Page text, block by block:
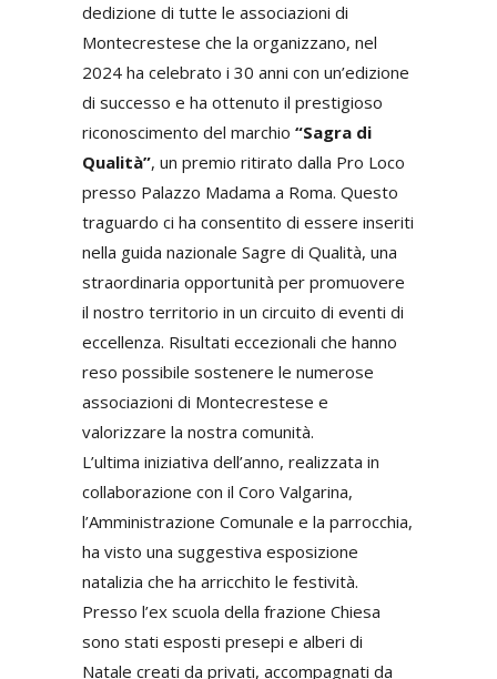
dedizione di tutte le associazioni di
Montecrestese che la organizzano, nel
2024 ha celebrato i 30 anni con un’edizione
di successo e ha ottenuto il prestigioso
riconoscimento del marchio “Sagra di
Qualità”, un premio ritirato dalla Pro Loco
presso Palazzo Madama a Roma. Questo
traguardo ci ha consentito di essere inseriti
nella guida nazionale Sagre di Qualità, una
straordinaria opportunità per promuovere
il nostro territorio in un circuito di eventi di
eccellenza. Risultati eccezionali che hanno
reso possibile sostenere le numerose
associazioni di Montecrestese e
valorizzare la nostra comunità.
L’ultima iniziativa dell’anno, realizzata in
collaborazione con il Coro Valgarina,
l’Amministrazione Comunale e la parrocchia,
ha visto una suggestiva esposizione
natalizia che ha arricchito le festività.
Presso l’ex scuola della frazione Chiesa
sono stati esposti presepi e alberi di
Natale creati da privati, accompagnati da